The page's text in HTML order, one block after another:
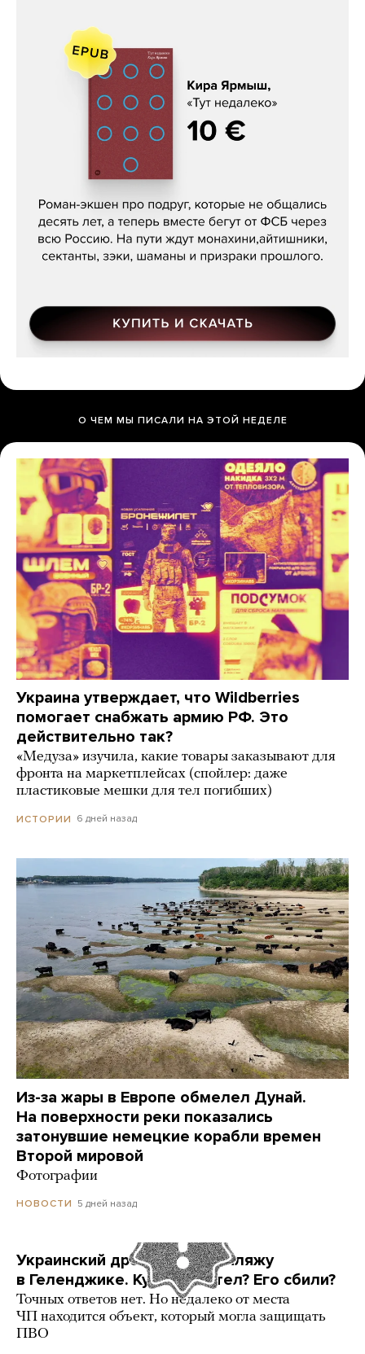
Кира Ярмыш, «Тут недалеко»
О ЧЕМ МЫ ПИСАЛИ НА ЭТОЙ НЕДЕЛЕ
Украина утверждает, что Wildberries
помогает снабжать армию РФ. Это
действительно так?
«Медуза» изучила, какие товары заказывают для
фронта на маркетплейсах (спойлер: даже
пластиковые мешки для тел погибших)
ИСТОРИИ 6 дней назад
Из-за жары в Европе обмелел Дунай.
На поверхности реки показались
затонувшие немецкие корабли времен
Второй мировой
Фотографии
НОВОСТИ 5 дней назад
Украинский дрон попал по пляжу
в Геленджике. Куда он летел? Его сбили?
Точных ответов нет. Но недалеко от места
ЧП находится объект, который могла защищать
ПВО